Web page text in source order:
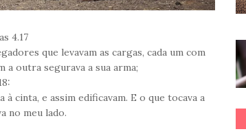
4.17
que levavam as cargas, cada um com
a outra segurava a sua arma;
cinta, e assim edificavam. E o que tocava a
no meu lado.